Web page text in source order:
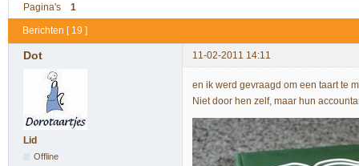
Pagina's 1
Berichten [ 19 ]
Dot 11-02-2011 14:11
Lid
Offline
en ik werd gevraagd om een taart te
Niet door hen zelf, maar hun